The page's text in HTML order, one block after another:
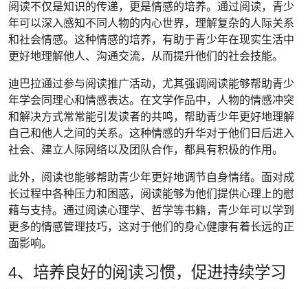
阅读不仅是知识的传递，更是情感的培养。通过阅读，青少
年可以深入感知不同人物的内心世界，理解复杂的人际关系
和社会情感。这种情感的培养，有助于青少年在现实生活中
更好地理解他人、沟通交流，从而提升他们的社会技能。
迪巴拉通过参与阅读推广活动，尤其强调阅读能够帮助青少
年学会同理心和情感表达。在文学作品中，人物的情感冲突
和解决方式常常能引发读者的共鸣，帮助青少年更好地理解
自己和他人之间的关系。这种情感的升华对于他们日后进入
社会、建立人际网络以及团队合作，都具有积极的作用。
此外，阅读也能够帮助青少年更好地调节自身情绪。面对成
长过程中各种压力和困惑，阅读能够为他们提供心理上的慰
藉与支持。通过阅读心理学、哲学等书籍，青少年可以学到
更多的情感管理技巧，这对于他们的身心健康有着长远的正
面影响。
4、培养良好的阅读习惯，促进持续学习